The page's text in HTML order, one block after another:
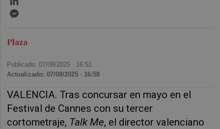
Plaza
Publicado: 07/08/2025 · 16:51
Actualizado: 07/08/2025 · 16:58
VALENCIA. Tras concursar en mayo en el
Festival de Cannes con su tercer
cortometraje, Talk Me, el director valenciano